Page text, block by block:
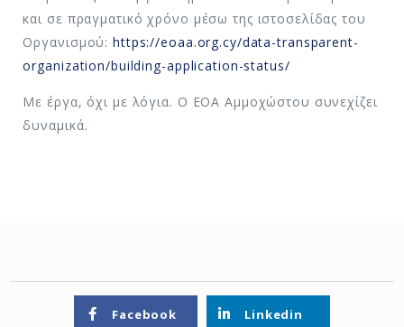
και σε πραγματικό χρόνο μέσω της ιστοσελίδας του
Οργανισμού:https://eoaa.org.cy/data-transparent-
organization/building-application-status/
Με έργα, όχι με λόγια. Ο ΕΟΑ Αμμοχώστου συνεχίζει
δυναμικά.
Facebook Linkedin